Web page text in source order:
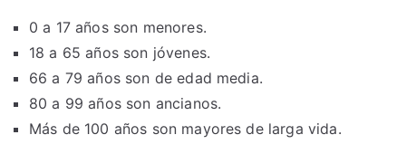
0 a 17 años son menores.
18 a 65 años son jóvenes.
66 a 79 años son de edad media.
80 a 99 años son ancianos.
Más de 100 años son mayores de larga vida.